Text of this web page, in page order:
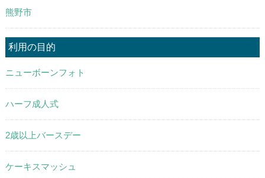
熊野市
利用の目的
ニューボーンフォト
ハーフ成人式
2歳以上バースデー
ケーキスマッシュ